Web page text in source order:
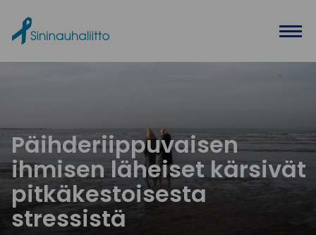
Päihderiippuvaisen
ihmisen läheiset kärsivät
pitkäkestoisesta
stressistä